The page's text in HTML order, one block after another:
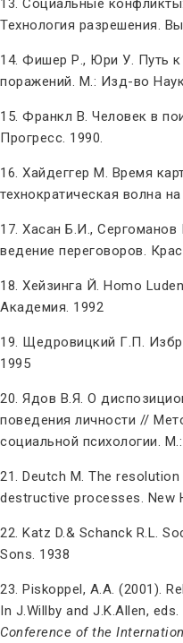
13. Социальные
Технология разрешения.
14. Фишер Р., Юри У. Путь
поражений. М.: Изд-во
15. Франкл В. Человек в
Прогресс. 1990.
16. Хайдеггер М. Время
технократическая волна
17. Хасан Б.И.,
ведение переговоров.
18. Хейзинга Й. Homo
Академия. 1992
19. Щедровицкий Г.П.
1995
20. Ядов В.Я. О
поведения личности //
социальной психологии.
21. Deutch M. The
destructive processes. New
22. Katz D.& Schanck R.L.
Sons. 1938
23. Piskoppel, A.A. (2001).
In J.Willby and J.K.Allen, eds.
Conference of the